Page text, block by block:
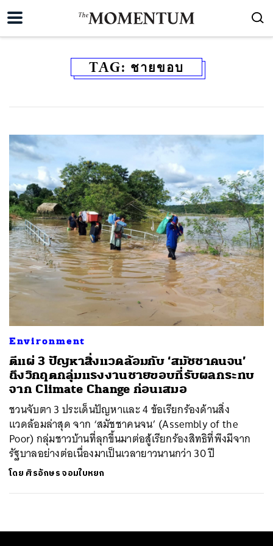
TAG: ชายขอบ
Environment
ตีแผ่ 3 ปัญหาสิ่งแวดล้อมกับ ‘สมัชชาคนจน’
ถึงวิกฤตกลุ่มแรงงานชายขอบที่รับผลกระทบ
จาก Climate Change ก่อนเสมอ
ชวนจับตา 3 ประเด็นปัญหาและ 4 ข้อเรียกร้องด้านสิ่ง
แวดล้อมล่าสุด จาก ‘สมัชชาคนจน’ (Assembly of the
Poor) กลุ่มชาวบ้านที่ลุกขึ้นมาต่อสู้เรียกร้องสิทธิที่พึงมีจาก
รัฐบาลอย่างต่อเนื่องมาเป็นเวลายาวนานกว่า 30 ปี
โดย ศิรอักษร จอมใบหยก
SHARE TWEET LINE EMAIL